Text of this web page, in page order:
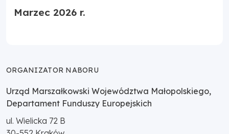
Marzec 2026 r.
ORGANIZATOR NABORU
Urząd Marszałkowski Województwa Małopolskiego,
Departament Funduszy Europejskich
ul. Wielicka 72 B